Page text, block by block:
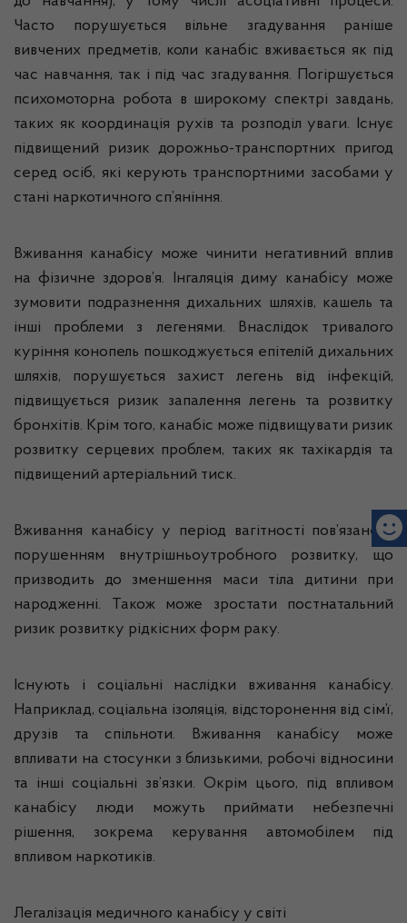
Часто порушується вільне згадування раніше
вивчених предметів, коли канабіс вживається як під
час навчання, так і під час згадування. Погіршується
психомоторна робота в широкому спектрі завдань,
таких як координація рухів та розподіл уваги. Існує
підвищений ризик дорожньо-транспортних пригод
серед осіб, які керують транспортними засобами у
стані наркотичного сп’яніння.
Вживання канабісу може чинити негативний вплив
на фізичне здоров’я. Інгаляція диму канабісу може
зумовити подразнення дихальних шляхів, кашель та
інші проблеми з легенями. Внаслідок тривалого
куріння конопель пошкоджується епітелій дихальних
шляхів, порушується захист легень від інфекцій,
підвищується ризик запалення легень та розвитку
бронхітів. Крім того, канабіс може підвищувати ризик
розвитку серцевих проблем, таких як тахі­кардія та
підвищений артеріальний тиск.
Вживання канабісу у період вагітності пов’язане з
порушенням внутрішньоутробного розвитку, що
призводить до зменшення маси тіла дитини при
народженні. Також може зростати постнатальний
ризик розвитку рідкісних форм раку.
Існують і соціальні наслідки вживання канабісу.
Наприклад, соціальна ізоляція, відсторонення від сім’ї,
друзів та спільноти. Вживання канабісу може
впливати на стосунки з близькими, робочі відносини
та інші соціальні зв’язки. Окрім цього, під впливом
канабісу люди можуть приймати небезпечні
рішення, зокрема керування автомобілем під
впливом наркотиків.
Легалізація медичного канабісу у світі